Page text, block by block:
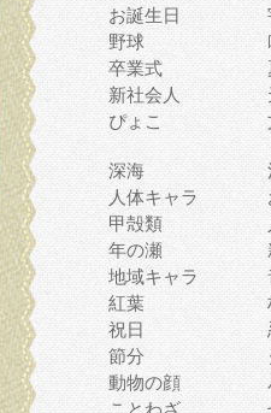
お誕生日
野球
卒業式
新社会人
ぴょこ
深海
人体キャラ
甲殻類
年の瀬
地域キャラ
紅葉
祝日
節分
動物の顔
ことわざ